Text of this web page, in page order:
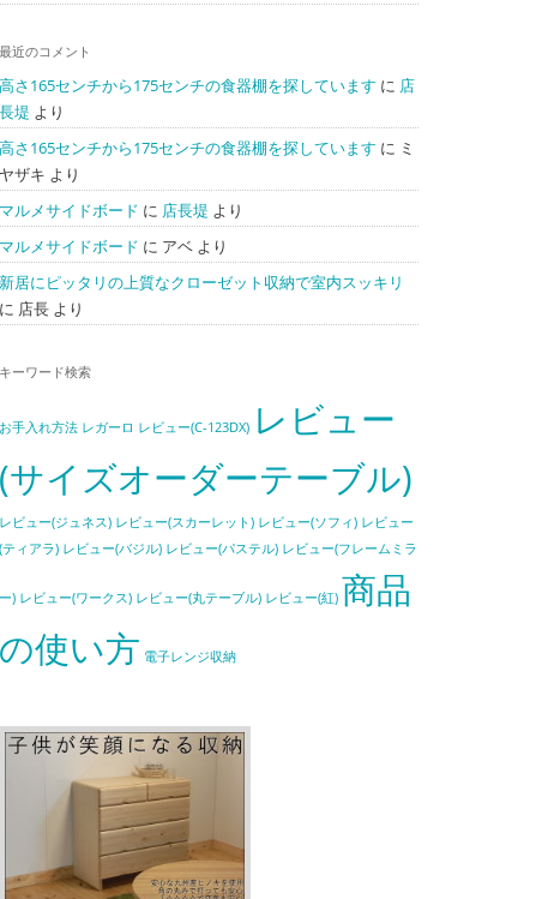
最近のコメント
高さ165センチから175センチの食器棚を探しています に 店
長堤 より
高さ165センチから175センチの食器棚を探しています に ミ
ヤザキ より
マルメサイドボード に 店長堤 より
マルメサイドボード に アベより
新居にピッタリの上質なクローゼット収納で室内スッキリ
に 店長より
キーワード検索
お手入れ方法 レガーロ レビュー(C-123DX) レビュー
(サイズオーダーテーブル)
レビュー(ジュネス) レビュー(スカーレット) レビュー(ソフィ) レビュー
(ティアラ) レビュー(バジル) レビュー(パステル) レビュー(フレームミラ
ー) レビュー(ワークス) レビュー(丸テーブル) レビュー(紅) 商品
の使い方 電子レンジ収納